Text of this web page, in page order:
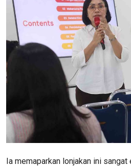
Ia memaparkan lonjakan ini